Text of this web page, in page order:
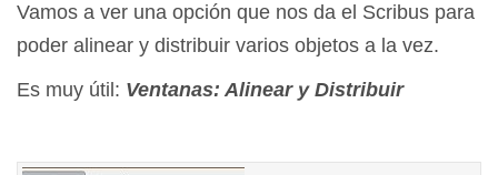
Vamos a ver una opción que nos da el Scribus para
poder alinear y distribuir varios objetos a la vez.
Es muy útil: Ventanas: Alinear y Distribuir